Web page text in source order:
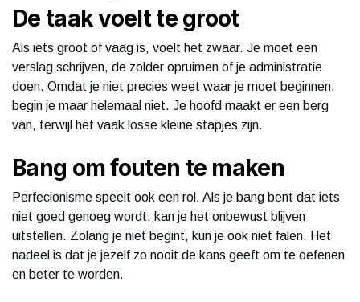
De taak voelt te groot
Als iets groot of vaag is, voelt het zwaar. Je moet een
verslag schrijven, de zolder opruimen of je administratie
doen. Omdat je niet precies weet waar je moet beginnen,
begin je maar helemaal niet. Je hoofd maakt er een berg
van, terwijl het vaak losse kleine stapjes zijn.
Bang om fouten te maken
Perfecionisme speelt ook een rol. Als je bang bent dat iets
niet goed genoeg wordt, kan je het onbewust blijven
uitstellen. Zolang je niet begint, kun je ook niet falen. Het
nadeel is dat je jezelf zo nooit de kans geeft om te oefenen
en beter te worden.